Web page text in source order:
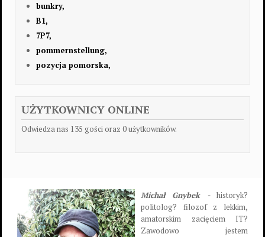
bunkry,
B1,
7P7,
pommernstellung,
pozycja pomorska,
UŻYTKOWNICY ONLINE
Odwiedza nas 135 gości oraz 0 użytkowników.
Michał Gnybek - historyk?
politolog? filozof z lekkim,
amatorskim zacięciem IT?
Zawodowo jestem